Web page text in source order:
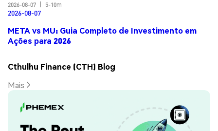
2026-08-07
5-10m
2026-08-07
META vs MU: Guia Completo de Investimento em
Ações para 2026
Cthulhu Finance (CTH) Blog
Mais